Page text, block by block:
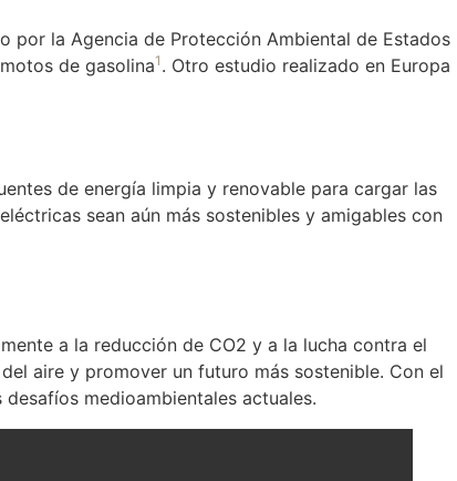
por la Agencia de Protección Ambiental de Estados
de gasolina1 . Otro estudio realizado en Europa
de energía limpia y renovable para cargar las
sean aún más sostenibles y amigables con
a la reducción de CO2 y a la lucha contra el
aire y promover un futuro más sostenible. Con el
medioambientales actuales.